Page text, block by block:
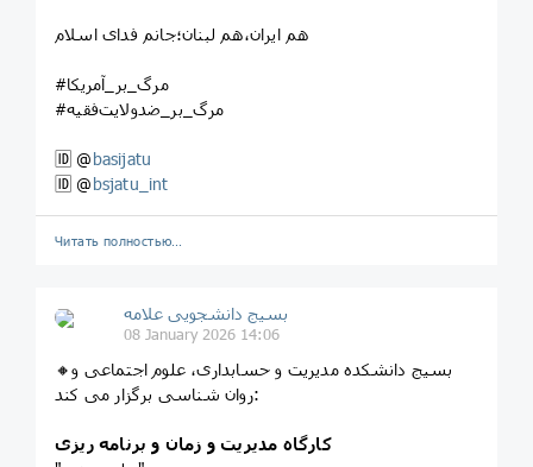
هم ایران،هم لبنان؛جانم فدای اسلام
#مرگ_بر_آمریکا
#مرگ_بر_ضدولایت‌فقیه
🆔 @basijatu
🆔 @bsjatu_int
Читать полностью…
بسیج دانشجویی علامه
08 January 2026 14:06
🔸بسیج دانشکده مدیریت و حسابداری، علوم اجتماعی و
روان شناسی برگزار می کند:
کارگاه مدیریت و زمان و برنامه ریزی